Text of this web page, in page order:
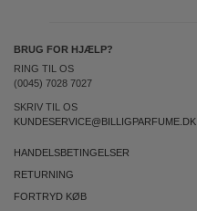
BRUG FOR HJÆLP?
RING TIL OS
(0045) 7028 7027
SKRIV TIL OS
KUNDESERVICE@BILLIGPARFUME.DK
HANDELSBETINGELSER
RETURNING
FORTRYD KØB